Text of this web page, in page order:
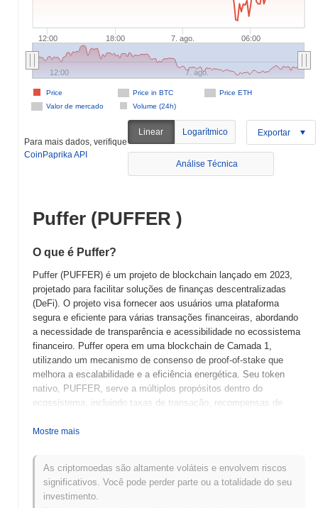
12:00 18:00 7. ago. 06:00
Price in BTC
Price ETH
Valor de mercado
Volume (24h)
Price
12:00 7. ago.
Para mais dados, verifique
CoinPaprika API
Linear Logarítmico Exportar
Análise Técnica
Puffer (PUFFER )
O que é Puffer?
Puffer (PUFFER) é um projeto de blockchain lançado em 2023,
projetado para facilitar soluções de finanças descentralizadas
(DeFi). O projeto visa fornecer aos usuários uma plataforma
segura e eficiente para várias transações financeiras, abordando
a necessidade de transparência e acessibilidade no ecossistema
financeiro. Puffer opera em uma blockchain de Camada 1,
utilizando um mecanismo de consenso de proof-of-stake que
melhora a escalabilidade e a eficiência energética. Seu token
nativo, PUFFER, serve a múltiplos propósitos dentro do
ecossistema, incluindo taxas de transação, recompensas de
detentores influenciem o desenvolvimento do projeto e os
foco em interfaces amigáveis e medidas de segurança robustas,
tornando-o acessível tanto para usuários novatos quanto
experientes. Essa ênfase em usabilidade e segurança posiciona
Puffer como um jogador significativo no espaço DeFi, visando
Mostre mais
As criptomoedas são altamente voláteis e envolvem riscos
significativos. Você pode perder parte ou a totalidade do seu
investimento.